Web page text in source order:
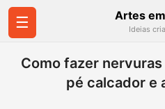
☰ Artes
Ideias
Como fazer
pé calcador e